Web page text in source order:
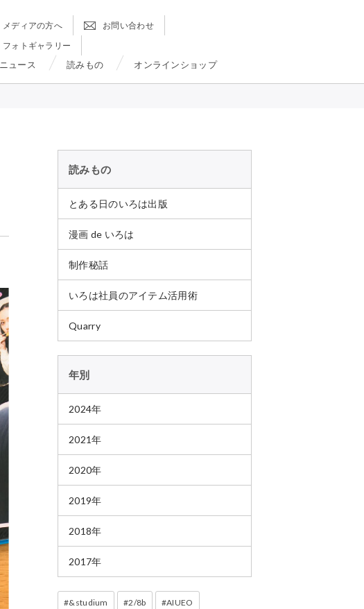
ニュース 読みもの オンラインショップ
メディアの方へ
お問い合わせ
フォトギャラリー
読みもの
とある日のいろは出版
漫画 de いろは
制作秘話
いろは社員のアイテム活用術
Quarry
年別
2024年
2021年
2020年
2019年
2018年
2017年
&studium 2/8b AIUEO